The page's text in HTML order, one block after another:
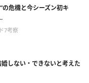
の危機と今シーズン初キ
7考察
しない・できないと考えた